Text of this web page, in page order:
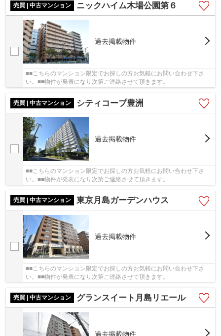
売買 | 中古マンション ニックハイム木場公園第６
過去掲載物件
■■こちらのマンション限定でお探しの方お気軽にお問い合わせ下さ
い。■■物件が発表になり次第ご連絡させて頂きます。
売買 | 中古マンション シティコープ豊洲
過去掲載物件
■■こちらのマンション限定でお探しの方お気軽にお問い合わせ下さ
い。■■物件が発表になり次第ご連絡させて頂きます。
売買 | 中古マンション 東京月島ガーデンハウス
過去掲載物件
■■こちらのマンション限定でお探しの方お気軽にお問い合わせ下さ
い。■■物件が発表になり次第ご連絡させて頂きます。
売買 | 中古マンション グランスイート月島リエール
過去掲載物件